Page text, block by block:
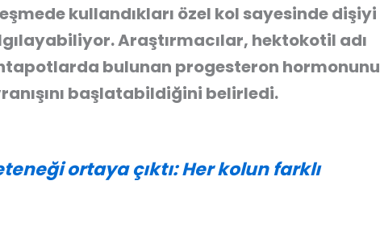
kullandıkları özel kol sayesinde dişiyi
Araştırmacılar, hektokotil adı
bulunan progesteron hormonunu
başlatabildiğini belirledi.
ortaya çıktı: Her kolun farklı